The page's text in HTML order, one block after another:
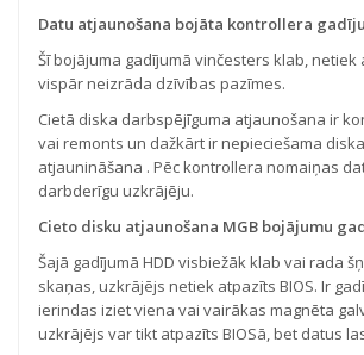
Datu atjaunošana bojāta kontrollera
Šī bojājuma gadījumā vinčesters klab, netiek
vispār neizrāda dzīvības pazīmes.
Cietā diska darbspējīguma atjaunošana ir
vai remonts un dažkārt ir nepieciešama
atjaunināšana . Pēc kontrollera nomaiņas
darbderīgu uzkrājēju.
Cieto disku atjaunošana MGB bojājumu
Šajā gadījumā HDD visbiežāk klab vai rada
skaņas, uzkrājējs netiek atpazīts BIOS. Ir
ierindas iziet viena vai vairākas magnēta
uzkrājējs var tikt atpazīts BIOSā, bet datus